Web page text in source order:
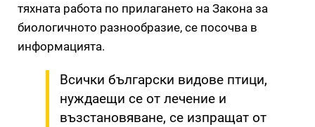
тяхната работа по прилагането на Закона за
биологичното разнообразие, се посочва в
информацията.
Всички български видове птици,
нуждаещи се от лечение и
възстановяване, се изпращат от